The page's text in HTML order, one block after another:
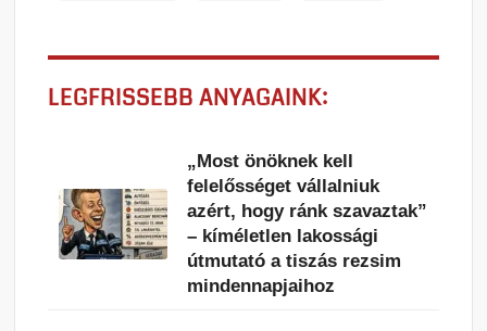
LEGFRISSEBB ANYAGAINK:
„Most önöknek kell
felelősséget vállalniuk
azért, hogy ránk szavaztak”
– kíméletlen lakossági
útmutató a tiszás rezsim
mindennapjaihoz